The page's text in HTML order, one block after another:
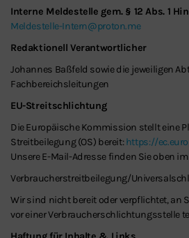
Interne Meldestelle gem. § 12 Abs. 1
Meldestelle-Intern@proton.me
Redaktionell Verantwortlicher
Johannes Baßfeld sowie die jeweiligen
Fachbereichsleitungen
EU-Streitschlichtung
Die Europäische Kommission stellt eine
Streitbeilegung (OS) bereit:https://
Unsere E-Mail-Adresse finden Sie oben
Verbraucher­streit­beilegung/
Wir sind nicht bereit oder verpflichtet, an
vor einer Verbraucherschlichtungsstelle